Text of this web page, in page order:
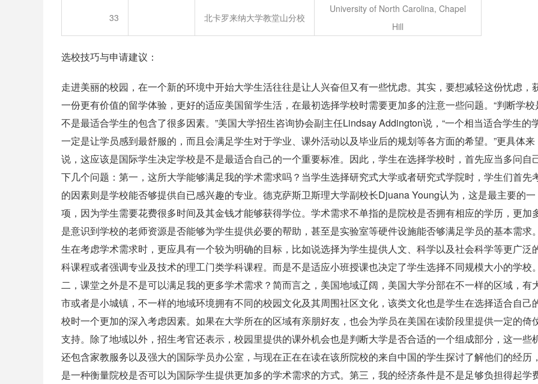
33 北卡罗来纳大学教堂山分校
University of North Carolina, Chapel
Hill
选校技巧与申请建议：
走进美丽的校园，在一个新的环境中开始大学生活往往是让人兴奋但又有一些忧虑。其实，要想减轻这份忧虑，
一份更有价值的留学体验，更好的适应美国留学生活 ，在最初选择学校时需要更加多的注意一些问题。“判断学校
不是最适合学生的包含了很多因素。”美国大学招生咨询协会副主任Lindsay Addington说，“一个相当适合学生的
一定是让学员感到最舒服的，而且会满足学生对于学业、课外活动以及毕业后的规划等各方面的希望。”更具体来
说，这应该是国际学生决定学校是不是最适合自己的一个重要标准。因此，学生在选择学校时，首先应当多问自
下几个问题： 第一，这所大学能够满足我的学术需求吗？ 当学生选择研究式大学或者研究式学院时，学生们首先
的因素则是学校能否够提供自已感兴趣的专业。德克萨斯卫斯理大学副校长Djuana Young认为，这是最主要的一
项，因为学生需要花费很多时间及其金钱才能够获得学位。学术需求不单指的是院校是否拥有相应的学历，更加
是意识到学校的老师资源是否能够为学生提供必要的帮助，甚至是实验室等硬件设施能否够满足学员的基本需求
生在考虑学术需求时，更应具有一个较为明确的目标，比如说选择为学生提供人文、科学以及社会科学等更广泛
科课程或者强调专业及技术的理工门类学科课程。而是不是适应小班授课也决定了学生选择不同规模大小的学校
二，课堂之外是不是可以满足我的更多学术需求？简而言之，美国地域辽阔，美国大学分部在不一样的区域，有
市或者是小城镇，不一样的地域环境拥有不同的校园文化及其周围社区文化，该类文化也是学生在选择适合自己
校时一个更加的深入考虑因素。如果在大学所在的区域有亲朋好友，也会为学员在美国在读阶段里提供一定的倚
支持。除了地域以外，招生考官还表示，校园里提供的课外机会也是判断大学是否合适的一个组成部分，这一些
还包含家教服务以及强大的国际学员办公室，与现在正在在读在该所院校的来自中国的学生探讨了解他们的经历
是一种衡量院校是否可以为国际学生提供更加多的学术需求的方式。 第三，我的经济条件是不是足够负担得起学